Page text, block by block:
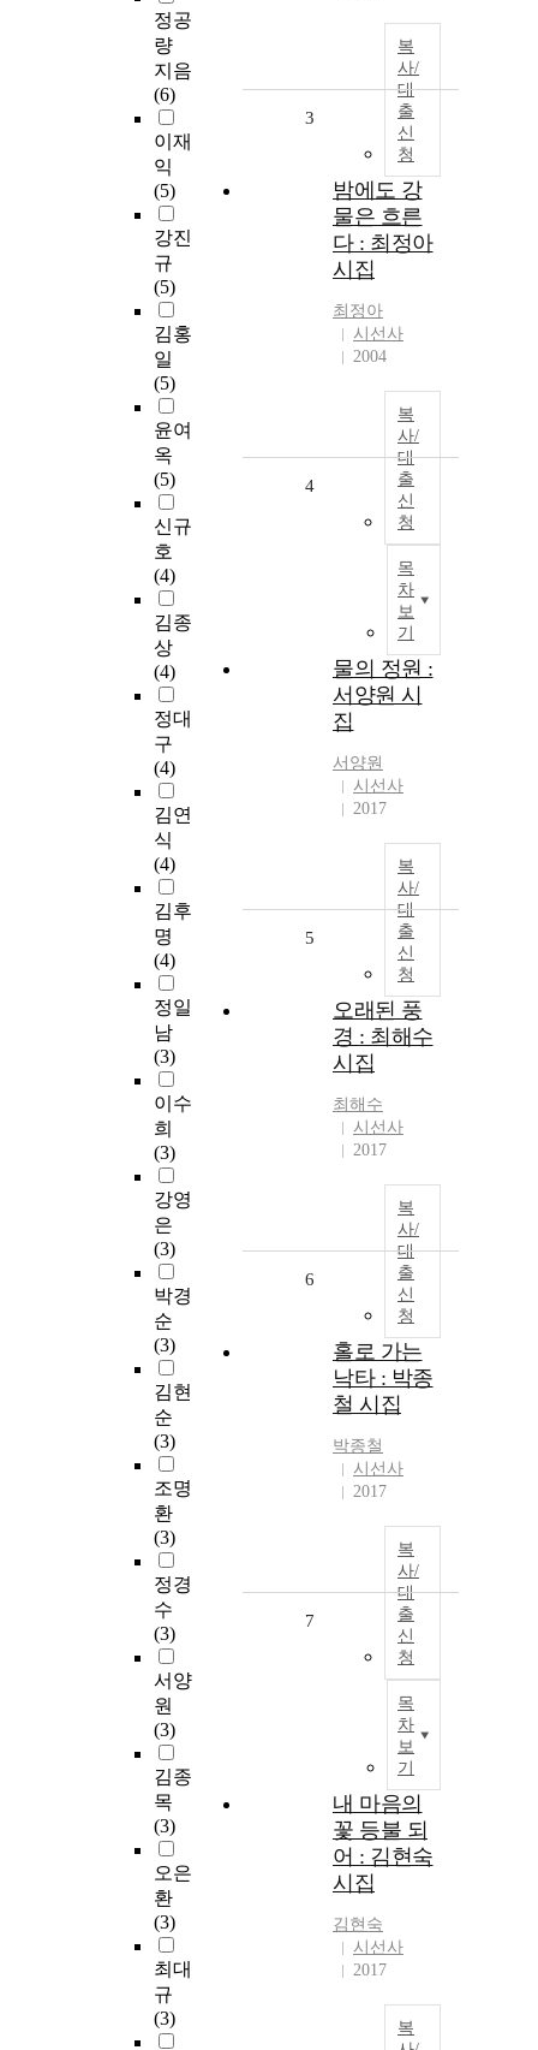
정공
량
지음
(6)
이재
익
(5)
강진
규
(5)
김홍
일
(5)
윤여
옥
(5)
신규
호
(4)
김종
상
(4)
정대
구
(4)
김연
식
(4)
김후
명
(4)
정일
남
(3)
이수
희
(3)
강영
은
(3)
박경
순
(3)
김현
순
(3)
조명
환
(3)
정경
수
(3)
서양
원
(3)
김종
목
(3)
오은
환
(3)
최대
규
(3)
복
사/
대
출
신
청
3
밤에도 강
물은 흐른
다 : 최정아
시집
최정아
시선사
2004
복
사/
대
출
신
청
목
차
보
기
4
물의 정원 :
서양원 시
집
서양원
시선사
2017
복
사/
대
출
신
청
5
오래된 풍
경 : 최해수
시집
최해수
시선사
2017
복
사/
대
출
신
청
6
홀로 가는
낙타 : 박종
철 시집
박종철
시선사
2017
복
사/
대
출
신
청
목
차
보
기
7
내 마음의
꽃 등불 되
어 : 김현숙
시집
김현숙
시선사
2017
복